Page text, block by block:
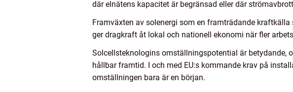
där elnätens kapacitet är begränsad eller där
Framväxten av solenergi som en framträdande
ger dragkraft åt lokal och nationell ekonomi när fler
Solcellsteknologins omställningspotential är betydande,
hållbar framtid. I och med EU:s kommande krav på
omställningen bara är en början.